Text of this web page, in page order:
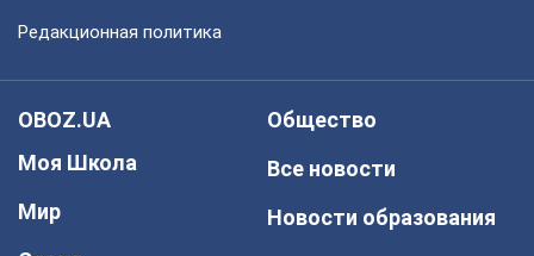
Редакционная политика
OBOZ.UA
Моя Школа
Мир
Общество
Все новости
Новости образования